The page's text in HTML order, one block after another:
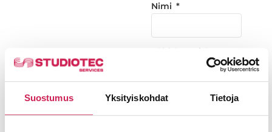
Suostumus Yksityiskohdat Tietoja
Nimi
Sähköposti
Puhelinnumero